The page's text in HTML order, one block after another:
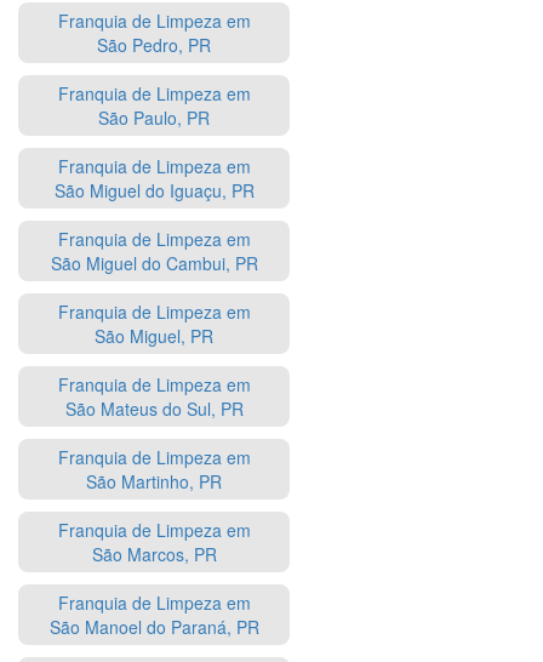
Franquia de Limpeza em
São Pedro, PR
Franquia de Limpeza em
São Paulo, PR
Franquia de Limpeza em
São Miguel do Iguaçu, PR
Franquia de Limpeza em
São Miguel do Cambui, PR
Franquia de Limpeza em
São Miguel, PR
Franquia de Limpeza em
São Mateus do Sul, PR
Franquia de Limpeza em
São Martinho, PR
Franquia de Limpeza em
São Marcos, PR
Franquia de Limpeza em
São Manoel do Paraná, PR